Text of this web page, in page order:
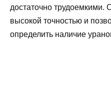
достаточно трудоемкими.
высокой точностью и
определить наличие